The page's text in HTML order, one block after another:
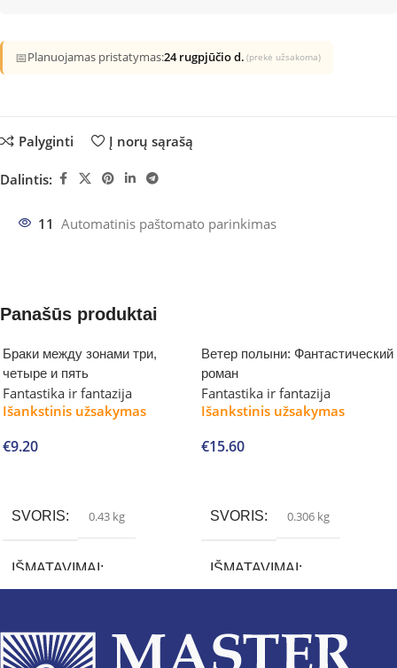
📅Planuojamas pristatymas:24 rugpjūčio d. (prekė užsakoma)
Palyginti Į norų sąrašą
Dalintis:
11 Automatinis paštomato parinkimas
Panašūs produktai
Браки между зонами три,
четыре и пять
Fantastika ir fantazija
Išankstinis užsakymas
€9.20
SVORIS 0.43 kg
IŠMATAVIMAI
Ветер полыни: Фантастический
роман
Fantastika ir fantazija
Išankstinis užsakymas
€15.60
SVORIS 0.306 kg
IŠMATAVIMAI